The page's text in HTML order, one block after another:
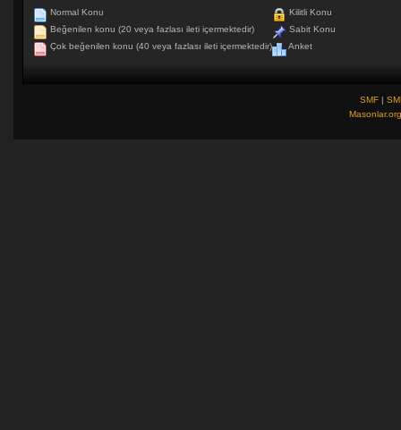
Normal Konu
Beğenilen konu (20 veya fazlası ileti içermektedir)
Çok beğenilen konu (40 veya fazlası ileti içermektedir)
Kilitli Konu
Sabit Konu
Anket
SMF |
Masonlar.org